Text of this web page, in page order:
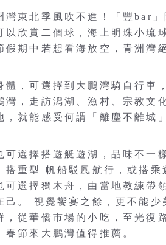
灣東北季風吹不進！「豐bar
以欣賞二個球，海上明珠小琉
假期中若想看海放空，青洲灣
體，可選擇到大鵬灣騎自行
灣，走訪潟湖、漁村、宗教文
，就能感受何謂「離塵不離城
可選擇搭遊艇遊湖，品味不一
搭重型 帆船駁風航行，或搭
可選擇獨木舟，由當地教練帶
己。 視覺饗宴之餘，更不能
，從華僑市場的小吃，至光復
春節來大鵬灣值得推薦。